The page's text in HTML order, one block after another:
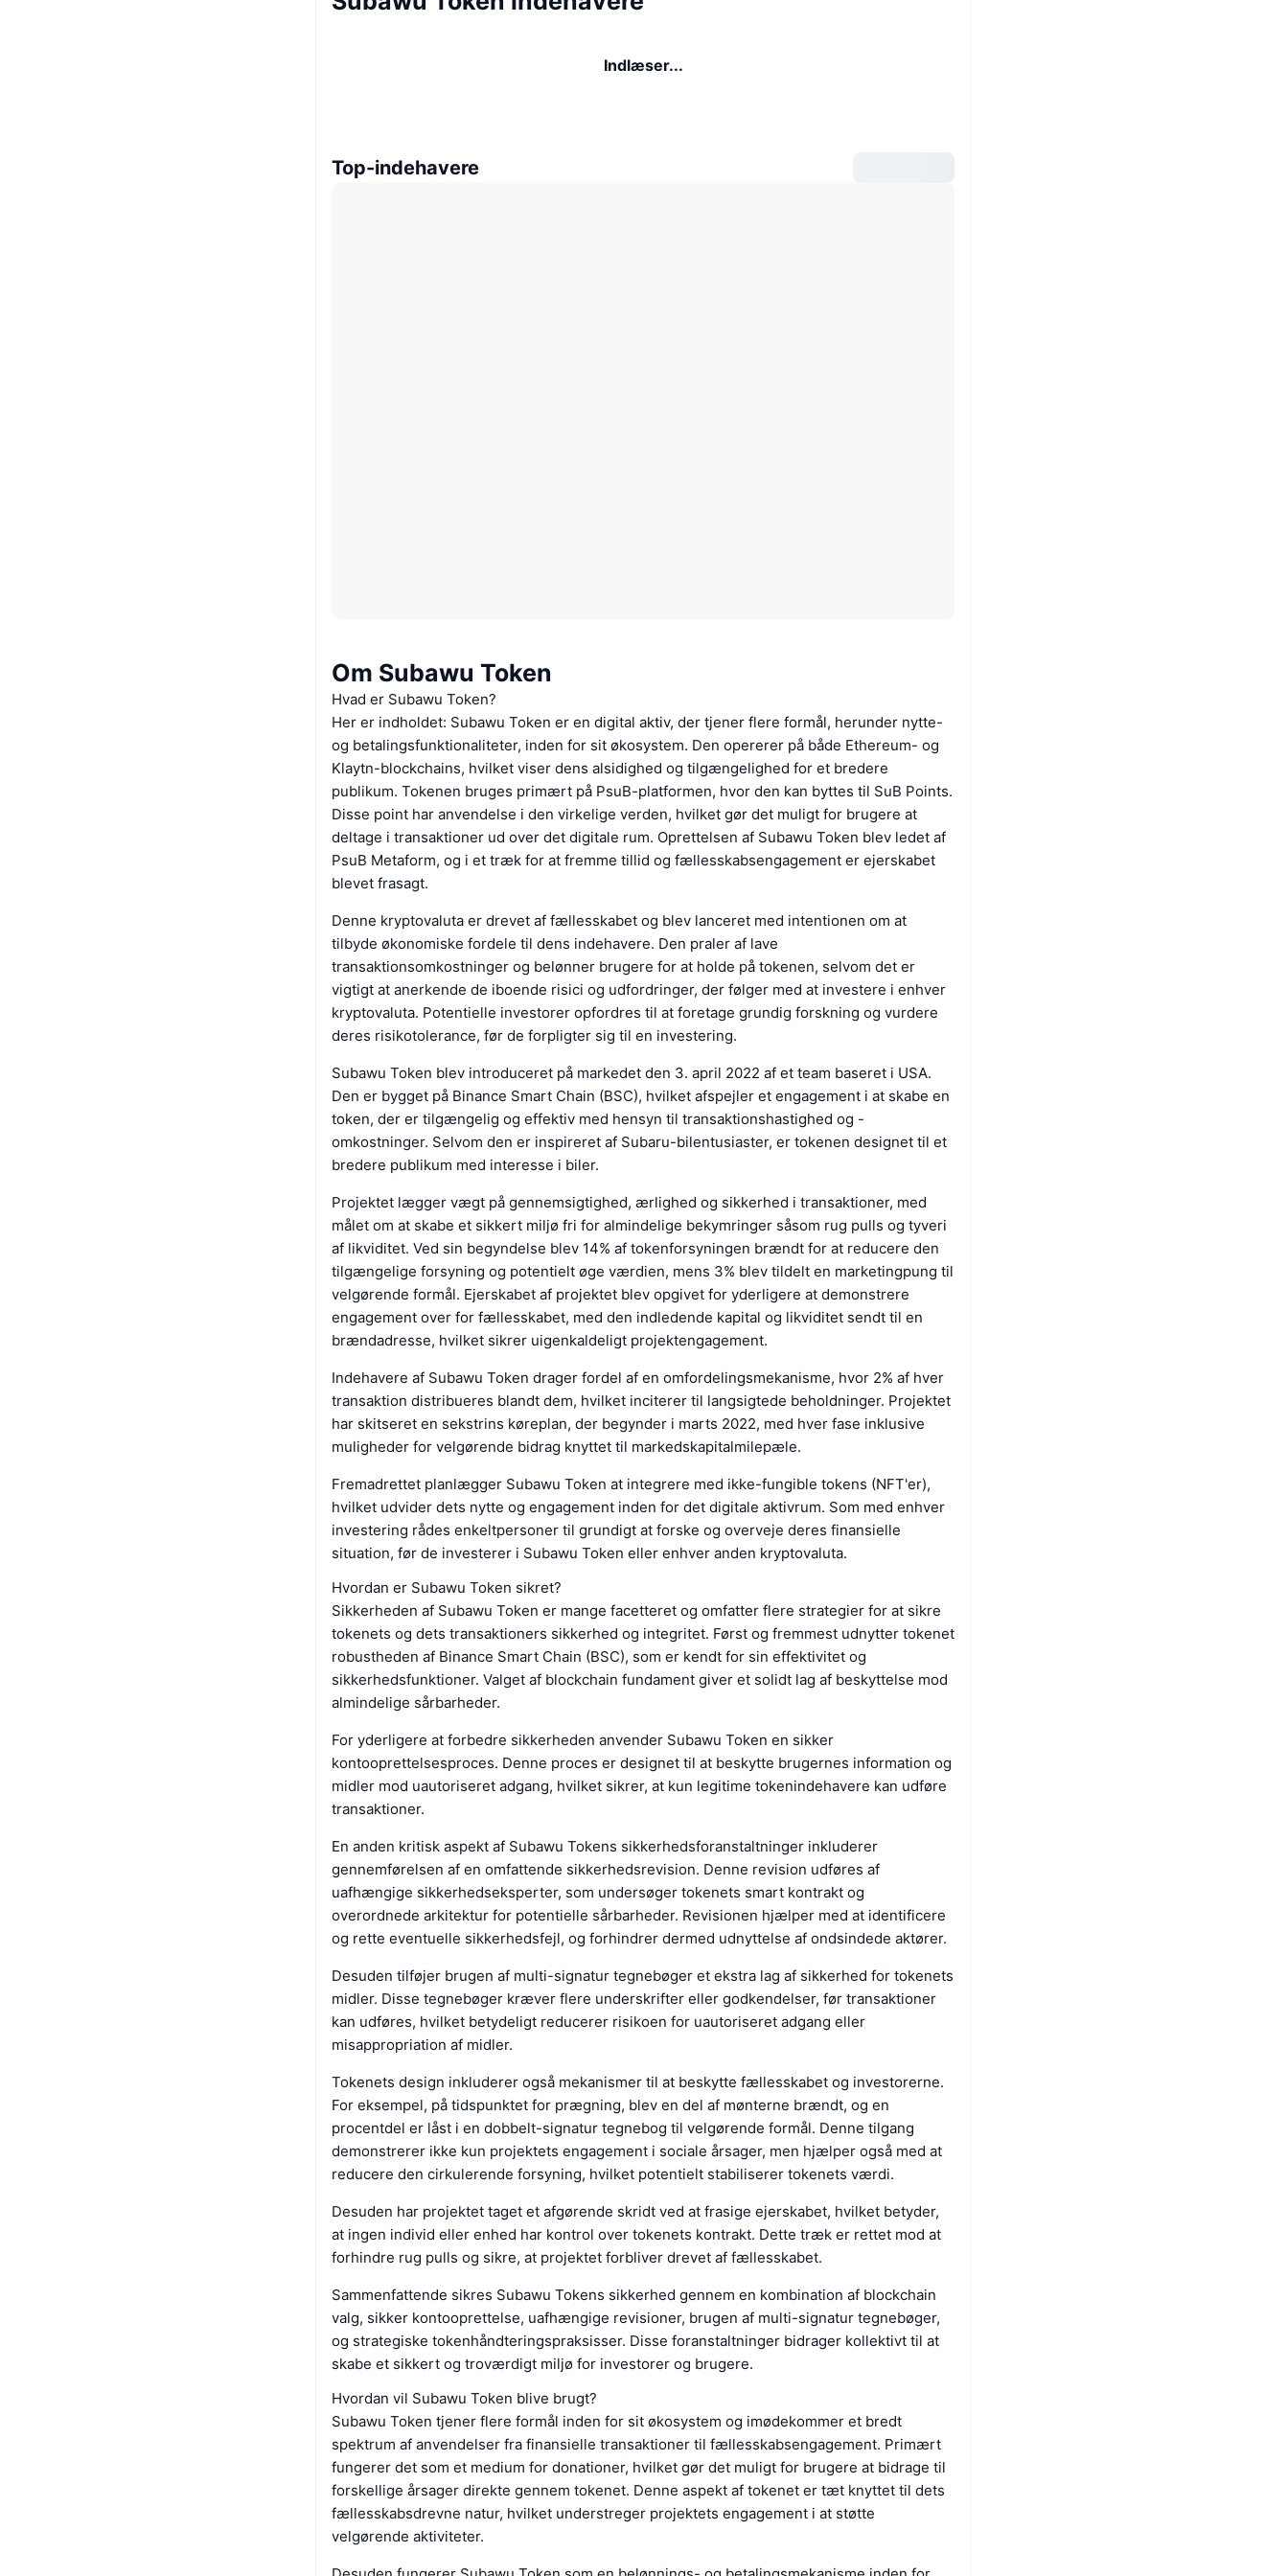
Indlæser...
Top-indehavere
Om Subawu Token
Hvad er Subawu Token?
Her er indholdet: Subawu Token er en digital aktiv, der tjener flere formål, herunder nytte-
og betalingsfunktionaliteter, inden for sit økosystem. Den opererer på både Ethereum- og
Klaytn-blockchains, hvilket viser dens alsidighed og tilgængelighed for et bredere
publikum. Tokenen bruges primært på PsuB-platformen, hvor den kan byttes til SuB Points.
Disse point har anvendelse i den virkelige verden, hvilket gør det muligt for brugere at
deltage i transaktioner ud over det digitale rum. Oprettelsen af Subawu Token blev ledet af
PsuB Metaform, og i et træk for at fremme tillid og fællesskabsengagement er ejerskabet
blevet frasagt.
Denne kryptovaluta er drevet af fællesskabet og blev lanceret med intentionen om at
tilbyde økonomiske fordele til dens indehavere. Den praler af lave
transaktionsomkostninger og belønner brugere for at holde på tokenen, selvom det er
vigtigt at anerkende de iboende risici og udfordringer, der følger med at investere i enhver
kryptovaluta. Potentielle investorer opfordres til at foretage grundig forskning og vurdere
deres risikotolerance, før de forpligter sig til en investering.
Subawu Token blev introduceret på markedet den 3. april 2022 af et team baseret i USA.
Den er bygget på Binance Smart Chain (BSC), hvilket afspejler et engagement i at skabe en
token, der er tilgængelig og effektiv med hensyn til transaktionshastighed og -
omkostninger. Selvom den er inspireret af Subaru-bilentusiaster, er tokenen designet til et
bredere publikum med interesse i biler.
Projektet lægger vægt på gennemsigtighed, ærlighed og sikkerhed i transaktioner, med
målet om at skabe et sikkert miljø fri for almindelige bekymringer såsom rug pulls og tyveri
af likviditet. Ved sin begyndelse blev 14% af tokenforsyningen brændt for at reducere den
tilgængelige forsyning og potentielt øge værdien, mens 3% blev tildelt en marketingpung til
velgørende formål. Ejerskabet af projektet blev opgivet for yderligere at demonstrere
engagement over for fællesskabet, med den indledende kapital og likviditet sendt til en
brændadresse, hvilket sikrer uigenkaldeligt projektengagement.
Indehavere af Subawu Token drager fordel af en omfordelingsmekanisme, hvor 2% af hver
transaktion distribueres blandt dem, hvilket inciterer til langsigtede beholdninger. Projektet
har skitseret en sekstrins køreplan, der begynder i marts 2022, med hver fase inklusive
muligheder for velgørende bidrag knyttet til markedskapitalmilepæle.
Fremadrettet planlægger Subawu Token at integrere med ikke-fungible tokens (NFT'er),
hvilket udvider dets nytte og engagement inden for det digitale aktivrum. Som med enhver
investering rådes enkeltpersoner til grundigt at forske og overveje deres finansielle
situation, før de investerer i Subawu Token eller enhver anden kryptovaluta.
Hvordan er Subawu Token sikret?
Sikkerheden af Subawu Token er mange facetteret og omfatter flere strategier for at sikre
tokenets og dets transaktioners sikkerhed og integritet. Først og fremmest udnytter tokenet
robustheden af Binance Smart Chain (BSC), som er kendt for sin effektivitet og
sikkerhedsfunktioner. Valget af blockchain fundament giver et solidt lag af beskyttelse mod
almindelige sårbarheder.
For yderligere at forbedre sikkerheden anvender Subawu Token en sikker
kontooprettelsesproces. Denne proces er designet til at beskytte brugernes information og
midler mod uautoriseret adgang, hvilket sikrer, at kun legitime tokenindehavere kan udføre
transaktioner.
En anden kritisk aspekt af Subawu Tokens sikkerhedsforanstaltninger inkluderer
gennemførelsen af en omfattende sikkerhedsrevision. Denne revision udføres af
uafhængige sikkerhedseksperter, som undersøger tokenets smart kontrakt og
overordnede arkitektur for potentielle sårbarheder. Revisionen hjælper med at identificere
og rette eventuelle sikkerhedsfejl, og forhindrer dermed udnyttelse af ondsindede aktører.
Desuden tilføjer brugen af multi-signatur tegnebøger et ekstra lag af sikkerhed for tokenets
midler. Disse tegnebøger kræver flere underskrifter eller godkendelser, før transaktioner
kan udføres, hvilket betydeligt reducerer risikoen for uautoriseret adgang eller
misappropriation af midler.
Tokenets design inkluderer også mekanismer til at beskytte fællesskabet og investorerne.
For eksempel, på tidspunktet for prægning, blev en del af mønterne brændt, og en
procentdel er låst i en dobbelt-signatur tegnebog til velgørende formål. Denne tilgang
demonstrerer ikke kun projektets engagement i sociale årsager, men hjælper også med at
reducere den cirkulerende forsyning, hvilket potentielt stabiliserer tokenets værdi.
Desuden har projektet taget et afgørende skridt ved at frasige ejerskabet, hvilket betyder,
at ingen individ eller enhed har kontrol over tokenets kontrakt. Dette træk er rettet mod at
forhindre rug pulls og sikre, at projektet forbliver drevet af fællesskabet.
Sammenfattende sikres Subawu Tokens sikkerhed gennem en kombination af blockchain
valg, sikker kontooprettelse, uafhængige revisioner, brugen af multi-signatur tegnebøger,
og strategiske tokenhåndteringspraksisser. Disse foranstaltninger bidrager kollektivt til at
skabe et sikkert og troværdigt miljø for investorer og brugere.
Hvordan vil Subawu Token blive brugt?
Subawu Token tjener flere formål inden for sit økosystem og imødekommer et bredt
spektrum af anvendelser fra finansielle transaktioner til fællesskabsengagement. Primært
fungerer det som et medium for donationer, hvilket gør det muligt for brugere at bidrage til
forskellige årsager direkte gennem tokenet. Denne aspekt af tokenet er tæt knyttet til dets
fællesskabsdrevne natur, hvilket understreger projektets engagement i at støtte
velgørende aktiviteter.